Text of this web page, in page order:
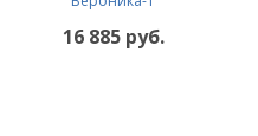
16 885 руб.